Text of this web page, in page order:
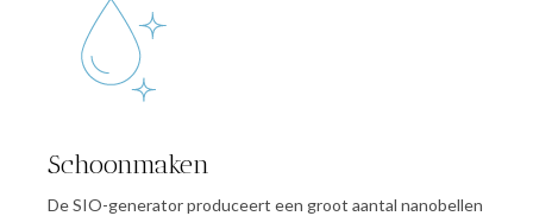
Schoonmaken
De SIO-generator produceert een groot aantal nanobellen